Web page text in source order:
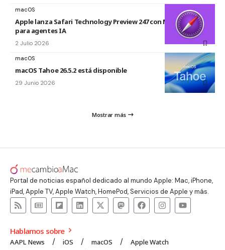
macOS
Apple lanza Safari Technology Preview 247 con MCP Server
para agentes IA
2 Julio 2026
macOS
macOS Tahoe 26.5.2 está disponible
29 Junio 2026
Mostrar más
Portal de noticias español dedicado al mundo Apple: Mac, iPhone,
iPad, Apple TV, Apple Watch, HomePod, Servicios de Apple y más.
Hablamos sobre
AAPL News iOS macOS
Apple Watch